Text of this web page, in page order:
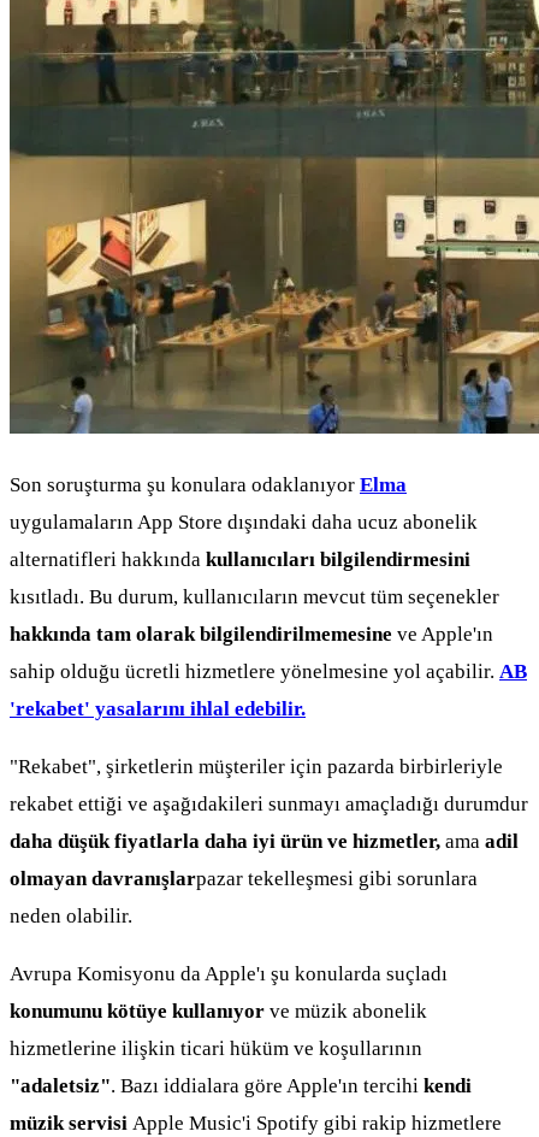
Son soruşturma şu konulara odaklanıyor Elma
uygulamaların App Store dışındaki daha ucuz abonelik
alternatifleri hakkında kullanıcıları bilgilendirmesini
kısıtladı. Bu durum, kullanıcıların mevcut tüm seçenekler
hakkında tam olarak bilgilendirilmemesine ve Apple'ın
sahip olduğu ücretli hizmetlere yönelmesine yol açabilir. AB
'rekabet' yasalarını ihlal edebilir.
"Rekabet", şirketlerin müşteriler için pazarda birbirleriyle
rekabet ettiği ve aşağıdakileri sunmayı amaçladığı durumdur
daha düşük fiyatlarla daha iyi ürün ve hizmetler, ama adil
olmayan davranışlarpazar tekelleşmesi gibi sorunlara
neden olabilir.
Avrupa Komisyonu da Apple'ı şu konularda suçladı
konumunu kötüye kullanıyor ve müzik abonelik
hizmetlerine ilişkin ticari hüküm ve koşullarının
"adaletsiz". Bazı iddialara göre Apple'ın tercihi kendi
müzik servisi Apple Music'i Spotify gibi rakip hizmetlere